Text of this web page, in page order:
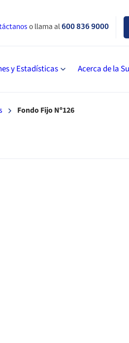
y Estadísticas Acerca de la
o llama al600 836 9000
Fondo Fijo Nº126